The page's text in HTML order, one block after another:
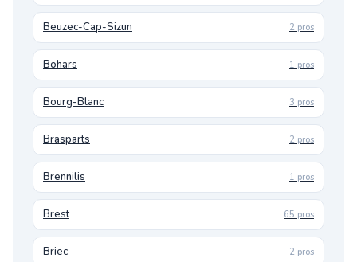
Beuzec-Cap-Sizun 2 pros
Bohars 1 pros
Bourg-Blanc 3 pros
Brasparts 2 pros
Brennilis 1 pros
Brest 65 pros
Briec 2 pros